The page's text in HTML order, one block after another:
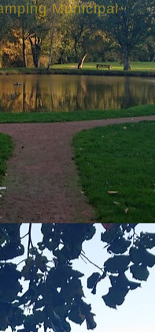
Municipal